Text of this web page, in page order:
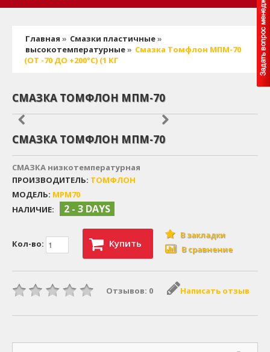
Главная » Смазки пластичные»
высокотемпературные» Смазка Томфлон МПМ-70
(ОТ -70 ДО +200°C) (1 КГ
СМАЗКА ТОМФЛОН МПМ-70
СМАЗКА ТОМФЛОН МПМ-70
СМАЗКА низкотемпературная
ПРОИЗВОДИТЕЛЬ: ТОМФЛОН
МОДЕЛЬ: MPM70
НАЛИЧИЕ:
2 - 3 DAYS
Кол-во: Купить
В закладки
В сравнение
Отзывов: 0 Написать отзыв